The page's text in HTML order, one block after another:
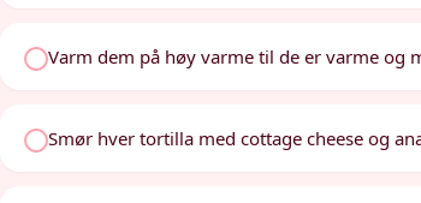
Varm dem på høy varme til de er varme og
Smør hver tortilla med cottage cheese og